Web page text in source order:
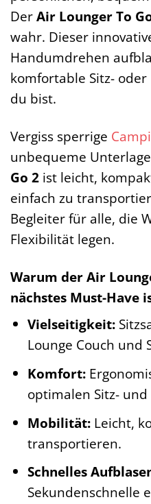
DerAir Lounger To
wahr. Dieser
Handumdrehen
komfortable Sitz-
du bist.
Vergiss sperrige
unbequeme
Go 2 ist leicht,
einfach zu
Begleiter für alle, die
Flexibilität legen.
Warum der Air
nächstes Must-Have
Vielseitigkeit:
Lounge Couch und
Komfort:
optimalen Sitz-
Mobilität:Leicht,
transportieren.
Schnelles
Sekundenschnelle